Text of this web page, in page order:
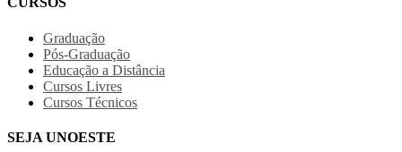
Graduação
Pós-Graduação
Educação a Distância
Cursos Livres
Cursos Técnicos
SEJA UNOESTE